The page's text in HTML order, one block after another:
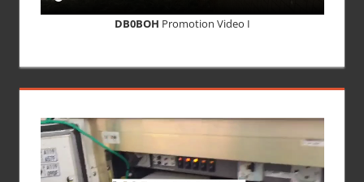
DB0BOH Promotion Video I